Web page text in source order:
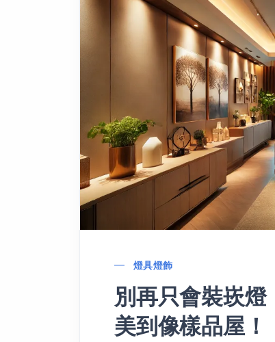
燈具燈飾
別再只會裝崁
美到像樣品屋！